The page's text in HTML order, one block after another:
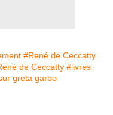
#René de Ceccatty
de Ceccatty #livres
greta garbo